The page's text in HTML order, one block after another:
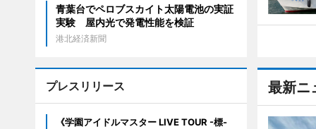
最新ニ
青葉台でペロブスカイト太陽電池の実証
実験 屋内光で発電性能を検証
港北経済新聞
プレスリリース
《学園アイドルマスター LIVE TOUR -標-